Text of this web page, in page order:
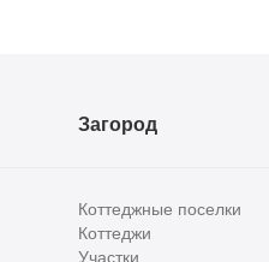
Загород
Коттеджные поселки
Коттеджи
Участки